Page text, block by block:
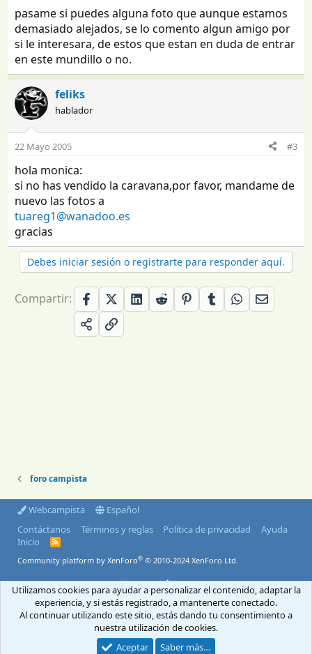
pasame si puedes alguna foto que aunque estamos
demasiado alejados, se lo comento algun amigo por
si le interesara, de estos que estan en duda de entrar
en este mundillo o no.
feliks
hablador
22 Mayo 2005 #3
hola monica:
si no has vendido la caravana,por favor, mandame de
nuevo las fotos a
tuareg1@wanadoo.es
gracias
Debes iniciar sesión o registrarte para responder aquí.
Compartir:
foro campista
Webcampista
Español
Contáctanos
Términos y reglas Política de privacidad
Ayuda
Inicio
R
S
Community platform by XenForo® © 2010-2024 XenForo Ltd.
© 2004-2026 Webcampista.com
Envíanos un email
Aviso Legal
Política de privacidad
Menú profesionales
Política de cookies
Utilizamos cookies para ayudar a personalizar el contenido, adaptar la
experiencia, y si estás registrado, a mantenerte conectado.
Al continuar utilizando este sitio, estás dando tu consentimiento a
nuestra utilización de cookies.
Aceptar
Saber más…